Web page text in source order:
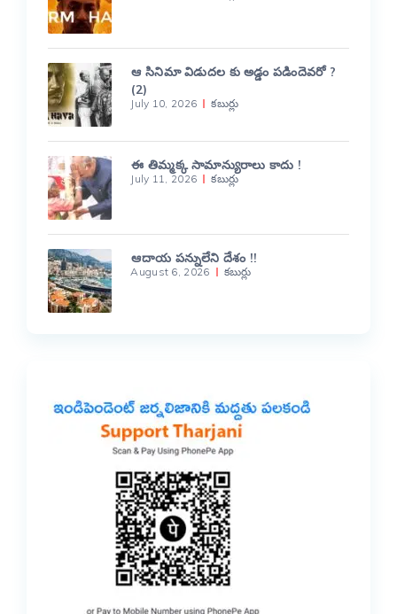
ఆ సినిమా విడుదల కు అడ్డం పడిందెవరో ?
(2)
July 10, 2026 కబుర్లు
ఈ తిమ్మక్క సామాన్యురాలు కాదు !
July 11, 2026 కబుర్లు
ఆదాయ పన్నులేని దేశం !!
August 6, 2026 కబుర్లు